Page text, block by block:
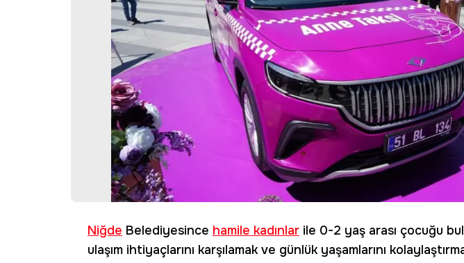
Niğde Belediyesince hamile kadınlar ile 0-2 yaş arası çocuğu
ulaşım ihtiyaçlarını karşılamak ve günlük yaşamlarını